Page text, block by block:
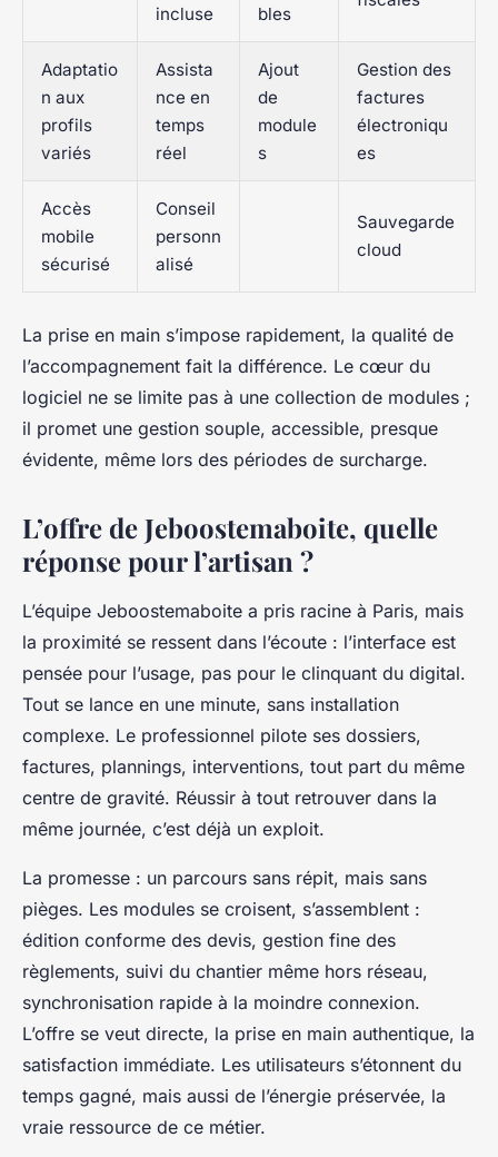
incluse
bles
Adaptatio
n aux
profils
variés
Assista
nce en
temps
réel
Ajout
de
module
s
Gestion des
factures
électroniqu
es
Accès
mobile
sécurisé
Conseil
personn
alisé
Sauvegarde
cloud
La prise en main s’impose rapidement, la qualité de
l’accompagnement fait la différence. Le cœur du
logiciel ne se limite pas à une collection de modules ;
il promet une gestion souple, accessible, presque
évidente, même lors des périodes de surcharge.
L’offre de Jeboostemaboite, quelle
réponse pour l’artisan ?
L’équipe Jeboostemaboite a pris racine à Paris, mais
la proximité se ressent dans l’écoute : l’interface est
pensée pour l’usage, pas pour le clinquant du digital.
Tout se lance en une minute, sans installation
complexe. Le professionnel pilote ses dossiers,
factures, plannings, interventions, tout part du même
centre de gravité. Réussir à tout retrouver dans la
même journée, c’est déjà un exploit.
La promesse : un parcours sans répit, mais sans
pièges. Les modules se croisent, s’assemblent :
édition conforme des devis, gestion fine des
règlements, suivi du chantier même hors réseau,
synchronisation rapide à la moindre connexion.
L’offre se veut directe, la prise en main authentique, la
satisfaction immédiate. Les utilisateurs s’étonnent du
temps gagné, mais aussi de l’énergie préservée, la
vraie ressource de ce métier.